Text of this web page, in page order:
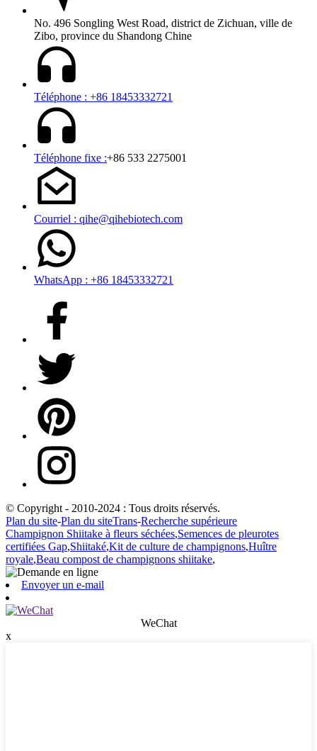
No. 496 Songling West Road, district de Zichuan, ville de
Zibo, province du Shandong Chine
Téléphone : +86 18453332721
Téléphone fixe :+86 533 2275001
Courriel : qihe@qihebiotech.com
WhatsApp : +86 18453332721
© Copyright - 2010-2024 : Tous droits réservés.
Plan du site-Plan du siteTrans-Recherche supérieure
Champignon Shiitake à fleurs séchées,Semences de pleurotes
certifiées Gap,Shiitaké,Kit de culture de champignons,Huître
royale,Beau compost de champignons shiitake,
Envoyer un e-mail
WeChat
x